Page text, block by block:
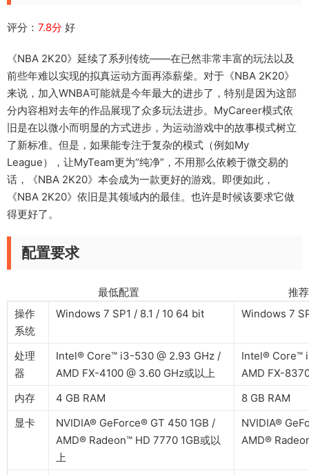
评分： 7.8分 好
《NBA 2K20》延续了系列传统——在已然非常丰富的玩法以及
前些年难以实现的拟真运动方面再添薪柴。对于《NBA 2K20》
来说，加入WNBA可能就是今年最大的进步了，特别是因为这部
分内容相对去年的作品展现了众多玩法进步。MyCareer模式依
旧是在以微小而明显的方式进步，为运动游戏中的故事模式树立
了新标准。但是，如果能专注于复杂的模式（例如My
League），让MyTeam更为“纯净”，不用那么依赖于微交易的
话，《NBA 2K20》本会成为一款更好的游戏。即便如此，
《NBA 2K20》依旧是其领域内的最佳。也许是时候该要求它做
得更好了。
配置要求
最低配置 推荐配
操作
系统
Windows 7 SP1 / 8.1 / 10 64 bit Windows 7
处理
器
Intel® Core™ i3-530 @ 2.93 GHz /
AMD FX-4100 @ 3.60 GHz或以上
Intel® Core™
AMD FX-
内存
4 GB RAM
8 GB RAM
显卡
NVIDIA® GeForce® GT 450 1GB /
AMD® Radeon™ HD 7770 1GB或以
上
NVIDIA®
AMD®